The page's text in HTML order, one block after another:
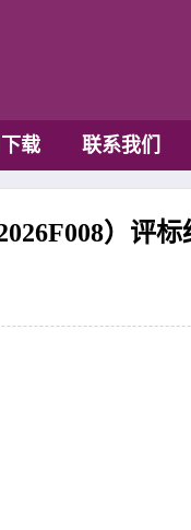
载 联系我们
）评标